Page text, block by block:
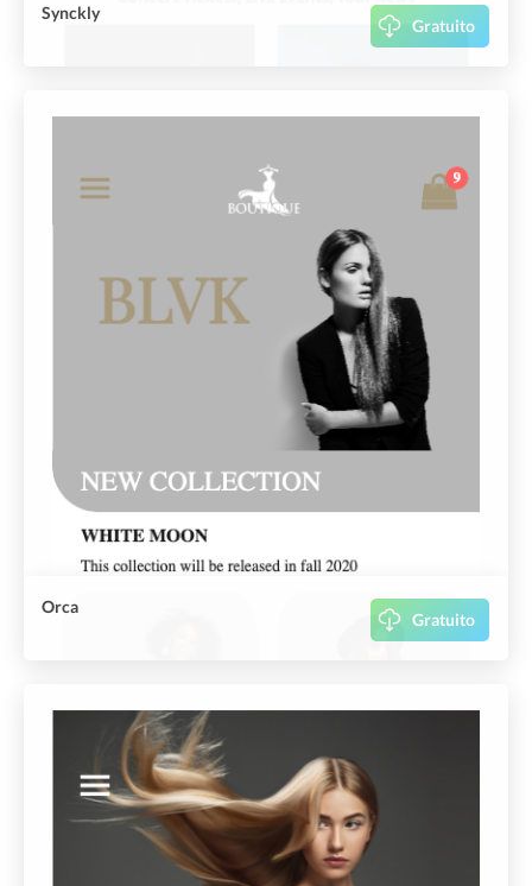
Synckly
Gratuito
Orca
Gratuito